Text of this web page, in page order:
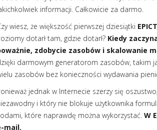
informacji. Całkowicie za darmo.
wiesz, że większość pierwszej dziesiątki
dotarł tam, gdzie dotarł? Kiedy
zdobycie zasobów i skalowanie
darmowym generatorom zasobów, takim
zasobów bez konieczności wydawania
jednak w Internecie szerzy się
i który nie blokuje użytkownika
które naprawdę można wykorzystać. W
mail.